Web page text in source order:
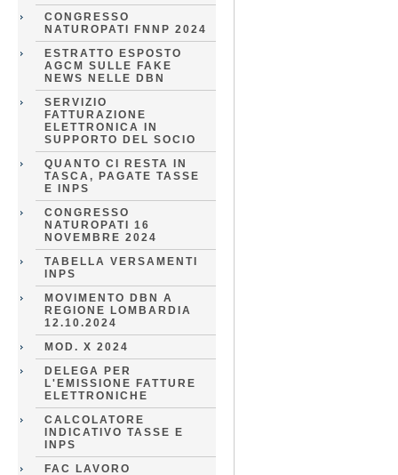
CONGRESSO
NATUROPATI FNNP 2024
ESTRATTO ESPOSTO
AGCM SULLE FAKE
NEWS NELLE DBN
SERVIZIO
FATTURAZIONE
ELETTRONICA IN
SUPPORTO DEL SOCIO
QUANTO CI RESTA IN
TASCA, PAGATE TASSE
E INPS
CONGRESSO
NATUROPATI 16
NOVEMBRE 2024
TABELLA VERSAMENTI
INPS
MOVIMENTO DBN A
REGIONE LOMBARDIA
12.10.2024
MOD. X 2024
DELEGA PER
L'EMISSIONE FATTURE
ELETTRONICHE
CALCOLATORE
INDICATIVO TASSE E
INPS
FAC LAVORO